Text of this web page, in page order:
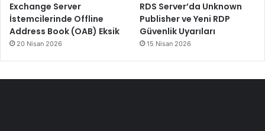
Exchange Server
İstemcilerinde Offline
Address Book (OAB) Eksik
20 Nisan 2026
RDS Server’da Unknown
Publisher ve Yeni RDP
Güvenlik Uyarıları
15 Nisan 2026